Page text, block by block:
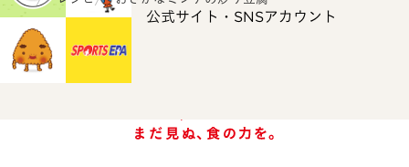
公式サイト・SNSアカウント